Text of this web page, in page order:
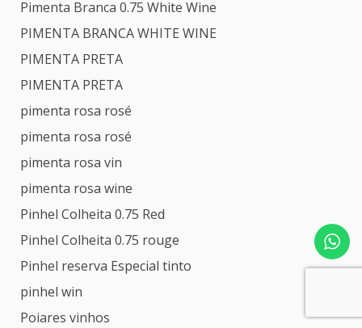
Pimenta Branca 0.75 White Wine
PIMENTA BRANCA WHITE WINE
PIMENTA PRETA
PIMENTA PRETA
pimenta rosa rosé
pimenta rosa rosé
pimenta rosa vin
pimenta rosa wine
Pinhel Colheita 0.75 Red
Pinhel Colheita 0.75 rouge
Pinhel reserva Especial tinto
pinhel win
Poiares vinhos